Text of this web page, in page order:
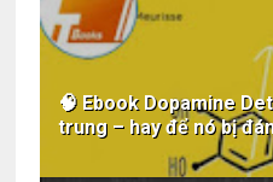
🧠 Ebook Dopamine
trung – hay để nó bị